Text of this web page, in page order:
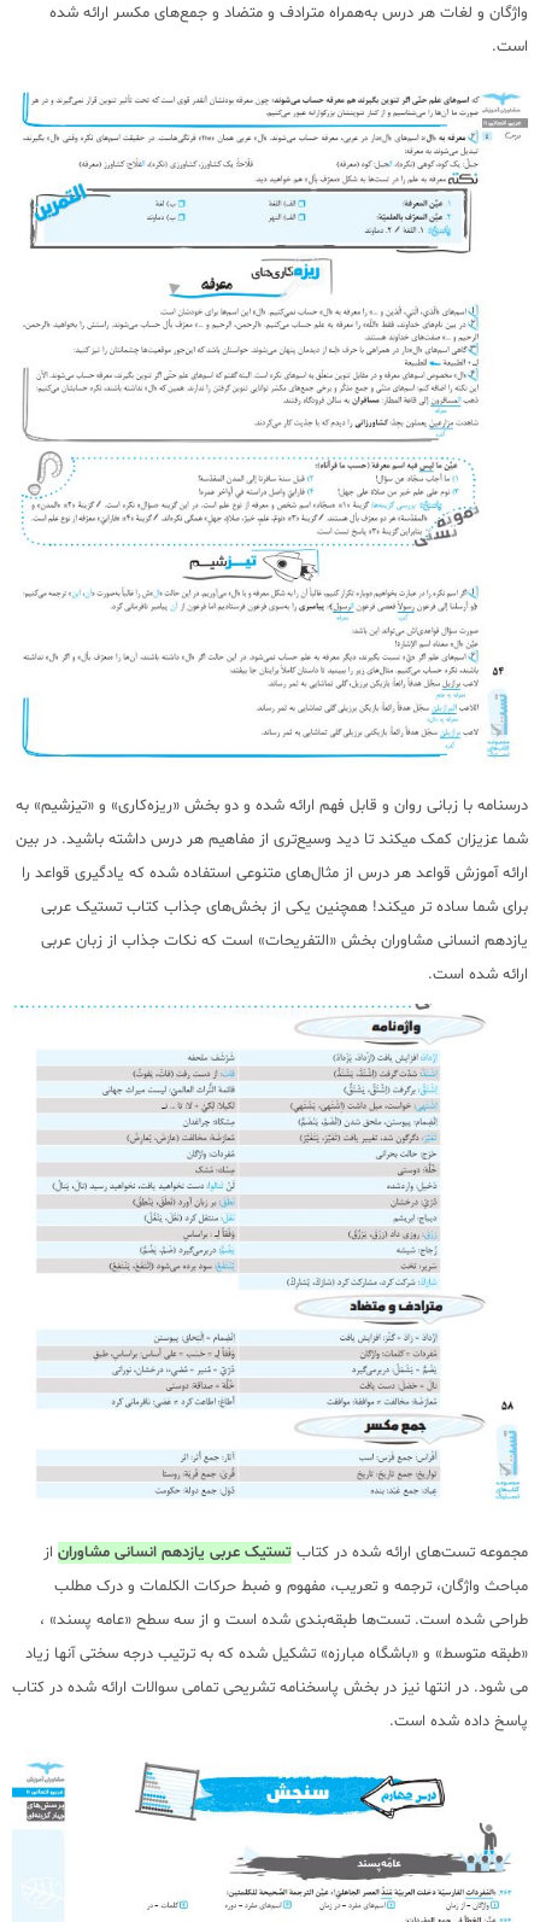
واژگان و لغات هر درس به‌همراه مترادف و متضاد و جمع‌های مکسر ارائه شده
است.
درسنامه با زبانی روان و قابل فهم ارائه شده و دو بخش «ریزه‌کاری» و «تیزشیم» به
شما عزیزان کمک میکند تا دید وسیع‌تری از مفاهیم هر درس داشته باشید. در بین
ارائه آموزش قواعد هر درس از مثال‌های متنوعی استفاده شده که یادگیری قواعد را
برای شما ساده تر میکند! همچنین یکی از بخش‌های جذاب کتاب تستیک عربی
یازدهم انسانی مشاوران بخش «التفریحات» است که نکات جذاب از زبان عربی
ارائه شده است.
مجموعه تست‌های ارائه شده در کتاب تستیک عربی یازدهم انسانی مشاوران از
مباحث واژگان، ترجمه و تعریب، مفهوم و ضبط حرکات الکلمات و درک مطلب
طراحی شده است. تست‌ها طبقه‌بندی شده است و از سه سطح «عامه پسند» ،
«طبقه متوسط» و «باشگاه مبارزه» تشکیل شده که به ترتیب درجه سختی آنها زیاد
می شود. در انتها نیز در بخش پاسخنامه تشریحی تمامی سوالات ارائه شده در کتاب
پاسخ داده شده است.